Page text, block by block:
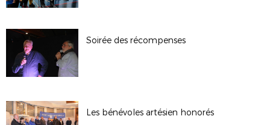
Soirée des récompenses
Les bénévoles artésien honorés